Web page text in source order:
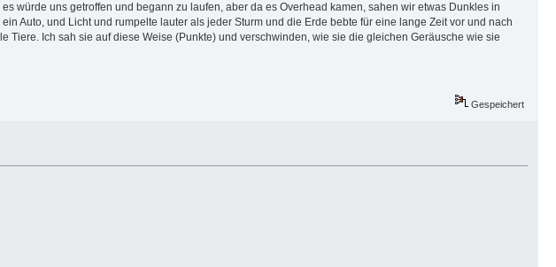
würde uns getroffen und begann zu laufen, aber da es Overhead kamen, sahen wir etwas Dunkles in
Auto, und Licht und rumpelte lauter als jeder Sturm und die Erde bebte für eine lange Zeit vor und nach
Ich sah sie auf diese Weise (Punkte) und verschwinden, wie sie die gleichen Geräusche wie sie
Gespeichert